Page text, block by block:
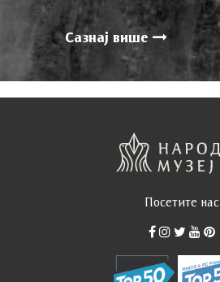
Сазнај више
Посетите нас